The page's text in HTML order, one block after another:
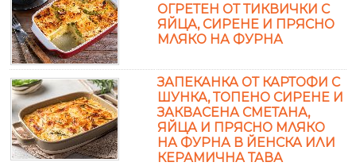
ОГРЕТЕН ОТ ТИКВИЧКИ С
ЯЙЦА, СИРЕНЕ И ПРЯСНО
МЛЯКО НА ФУРНА
ЗАПЕКАНКА ОТ КАРТОФИ С
ШУНКА, ТОПЕНО СИРЕНЕ И
ЗАКВАСЕНА СМЕТАНА,
ЯЙЦА И ПРЯСНО МЛЯКО
НА ФУРНА В ЙЕНСКА ИЛИ
КЕРАМИЧНА ТАВА